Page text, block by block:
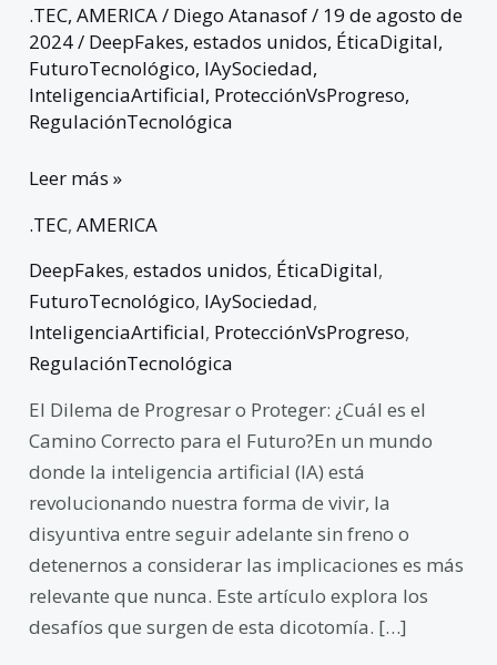
.TEC,AMERICA/ Diego Atanasof/ 19 de agosto de
2024/ DeepFakes,estados unidos, ÉticaDigital,
FuturoTecnológico, IAySociedad,
InteligenciaArtificial, ProtecciónVsProgreso,
RegulaciónTecnológica
Leer más »
.TEC,AMERICA
DeepFakes,estados unidos, ÉticaDigital,
FuturoTecnológico, IAySociedad,
InteligenciaArtificial, ProtecciónVsProgreso,
RegulaciónTecnológica
El Dilema de Progresar o Proteger: ¿Cuál es el
Camino Correcto para el Futuro?En un mundo
donde la inteligencia artificial (IA) está
revolucionando nuestra forma de vivir, la
disyuntiva entre seguir adelante sin freno o
detenernos a considerar las implicaciones es más
relevante que nunca. Este artículo explora los
desafíos que surgen de esta dicotomía. […]